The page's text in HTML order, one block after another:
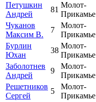
Петушкин
Андрей
81
Молот-
Прикамье
Чуканов
Максим В.
7
Молот-
Прикамье
Бурлин
Юхан
38
Молот-
Прикамье
Заболотнев
Андрей
9
Молот-
Прикамье
Решетников
Сергей
5
Молот-
Прикамье